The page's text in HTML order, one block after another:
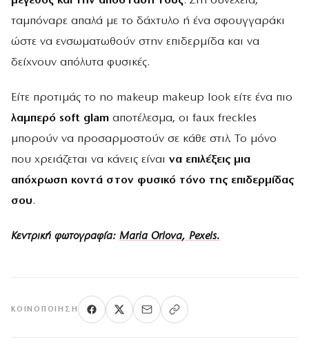
ταμπόναρε απαλά με το δάχτυλο ή ένα σφουγγαράκι
ώστε να ενσωματωθούν στην επιδερμίδα και να
δείχνουν απόλυτα φυσικές.
Είτε προτιμάς το no makeup makeup look είτε ένα πιο
λαμπερό soft glam αποτέλεσμα, οι faux freckles
μπορούν να προσαρμοστούν σε κάθε στιλ. Το μόνο
που χρειάζεται να κάνεις είναι να επιλέξεις μια
απόχρωση κοντά στον φυσικό τόνο της επιδερμίδας
σου.
Κεντρική φωτογραφία: Maria Orlova, Pexels.
ΚΟΙΝΟΠΟΊΗΣΗ